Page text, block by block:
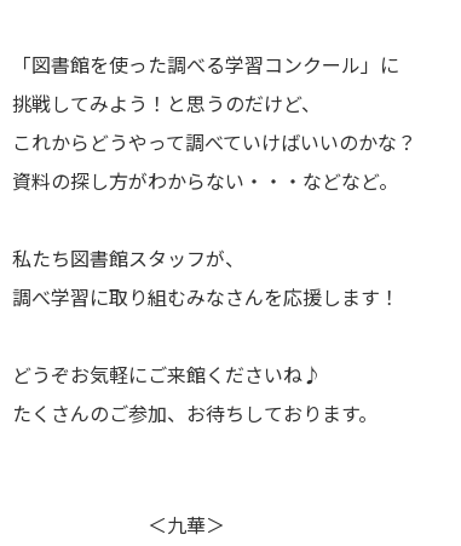
「図書館を使った調べる学習コンクール」に
挑戦してみよう！と思うのだけど、
これからどうやって調べていけばいいのかな？
資料の探し方がわからない・・・などなど。
私たち図書館スタッフが、
調べ学習に取り組むみなさんを応援します！
どうぞお気軽にご来館くださいね♪
たくさんのご参加、お待ちしております。
＜九華＞